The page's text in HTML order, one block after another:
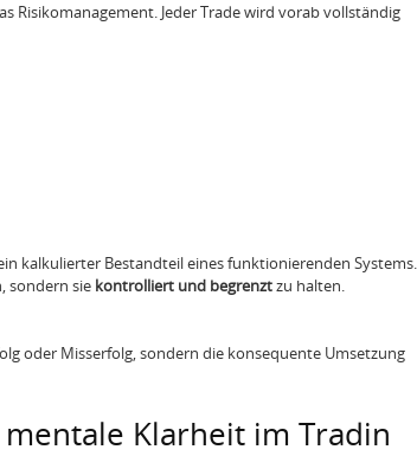
Risikomanagement. Jeder Trade wird vorab vollständig
kalkulierter Bestandteil eines funktionierenden Systems.
sondern sie kontrolliert und begrenztzu halten.
oder Misserfolg, sondern die konsequente Umsetzung
Klarheit im Tradin